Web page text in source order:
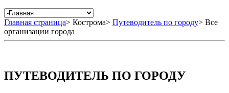
Главная страница> Кострома> Путеводитель по городу> Все
организации города
ПУТЕВОДИТЕЛЬ ПО ГОРОДУ